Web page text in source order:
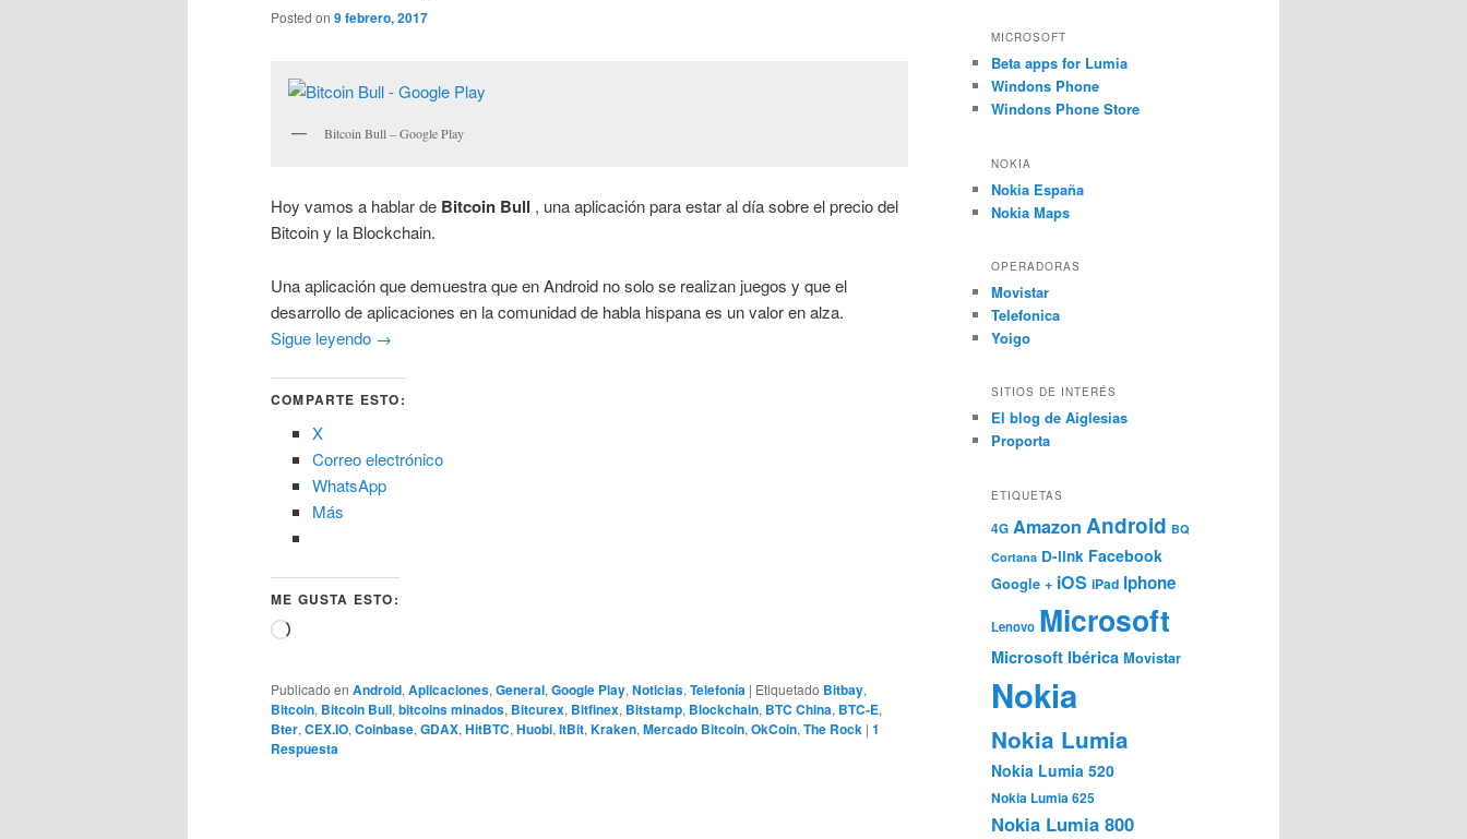
Posted on 9 febrero, 2017
Bitcoin Bull – Google Play
Hoy vamos a hablar de Bitcoin Bull , una aplicación para estar al día sobre el precio del
Bitcoin y la Blockchain.
Una aplicación que demuestra que en Android no solo se realizan juegos y que el
desarrollo de aplicaciones en la comunidad de habla hispana es un valor en alza.
Sigue leyendo →
COMPARTE ESTO:
X
Correo electrónico
WhatsApp
Más
ME GUSTA ESTO:
Cargando...
Publicado en Android, Aplicaciones, General, Google Play, Noticias, Telefonía | Etiquetado Bitbay,
Bitcoin, Bitcoin Bull, bitcoins minados, Bitcurex, Bitfinex, Bitstamp, Blockchain, BTC China, BTC-E,
Bter, CEX.IO, Coinbase, GDAX, HitBTC, Huobi, ItBit, Kraken, Mercado Bitcoin, OkCoin, The Rock | 1
Respuesta
MICROSOFT
Beta apps for Lumia
Windons Phone
Windons Phone Store
NOKIA
Nokia España
Nokia Maps
OPERADORAS
Movistar
Telefonica
Yoigo
SITIOS DE INTERÉS
El blog de Aiglesias
Proporta
ETIQUETAS
4G Amazon Android BQ
Cortana D-link Facebook
Google + iOS iPad Iphone
Lenovo Microsoft
Microsoft Ibérica Movistar
Nokia
Nokia Lumia
Nokia Lumia 520
Nokia Lumia 625
Nokia Lumia 800